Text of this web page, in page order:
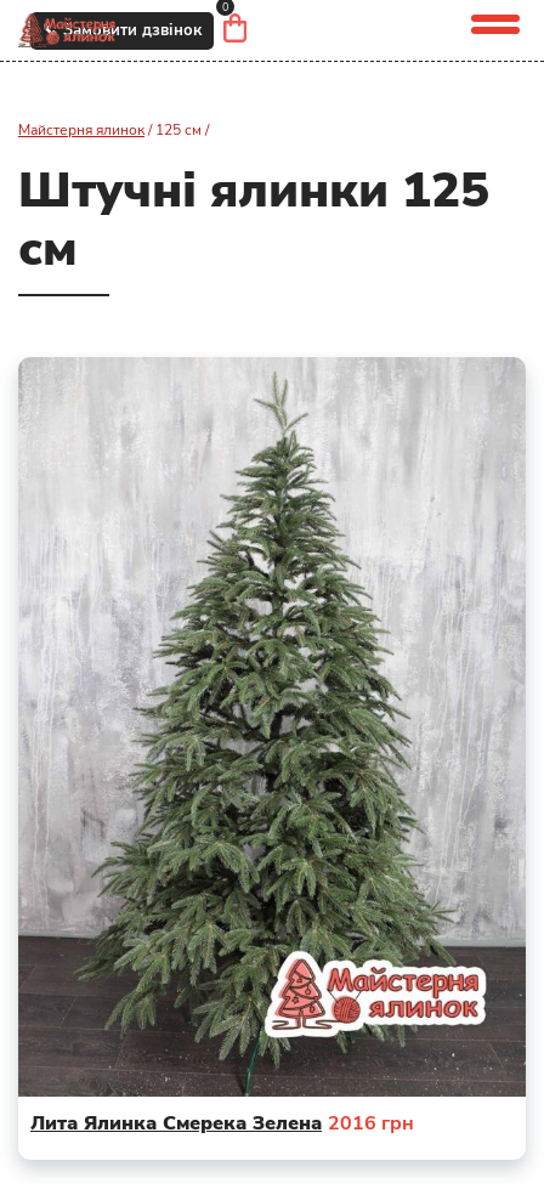
📞 Замовити дзвінок
0
Майстерня ялинок/125 см /
Штучні ялинки 125
см
Лита Ялинка Смерека Зелена 2016 грн